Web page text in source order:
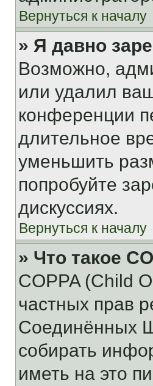
Вернуться к началу
» Я давно
Возможно,
или удалил
конференции
длительное
уменьшить
попробуйте
дискуссиях.
Вернуться к началу
» Что такое
COPPA (Child
частных прав
Соединённых
собирать
иметь на это